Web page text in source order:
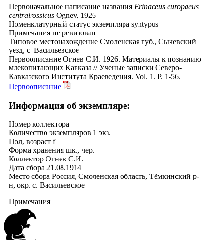
Первоначальное написание названия Erinaceus europaeus
centralrossicus Ognev, 1926
Номенклатурный статус экземпляра syntypus
Примечания не ревизован
Типовое местонахождение Смоленская губ., Сычевский
уезд, с. Васильевское
Первоописание Огнев С.И. 1926. Материалы к познанию
млекопитающих Кавказа // Ученые записки Северо-
Кавказского Института Краеведения. Vol. 1. P. 1-56.
Первоописание
Информация об экземпляре:
Номер коллектора
Количество экземпляров 1 экз.
Пол, возраст f
Форма хранения шк., чер.
Коллектор Огнев С.И.
Дата сбора 21.08.1914
Место сбора Россия, Смоленская область, Тёмкинский р-
н, окр. с. Васильевское
Примечания